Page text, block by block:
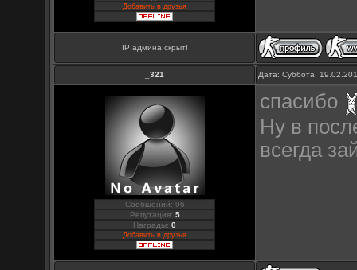
Добавить в друзья
IP админа скрыт!
_321 Дата: Суббота,
Сообщений: 96
Репутация: 5
Награды:0
Добавить в друзья
спасибо
Ну в
всегда